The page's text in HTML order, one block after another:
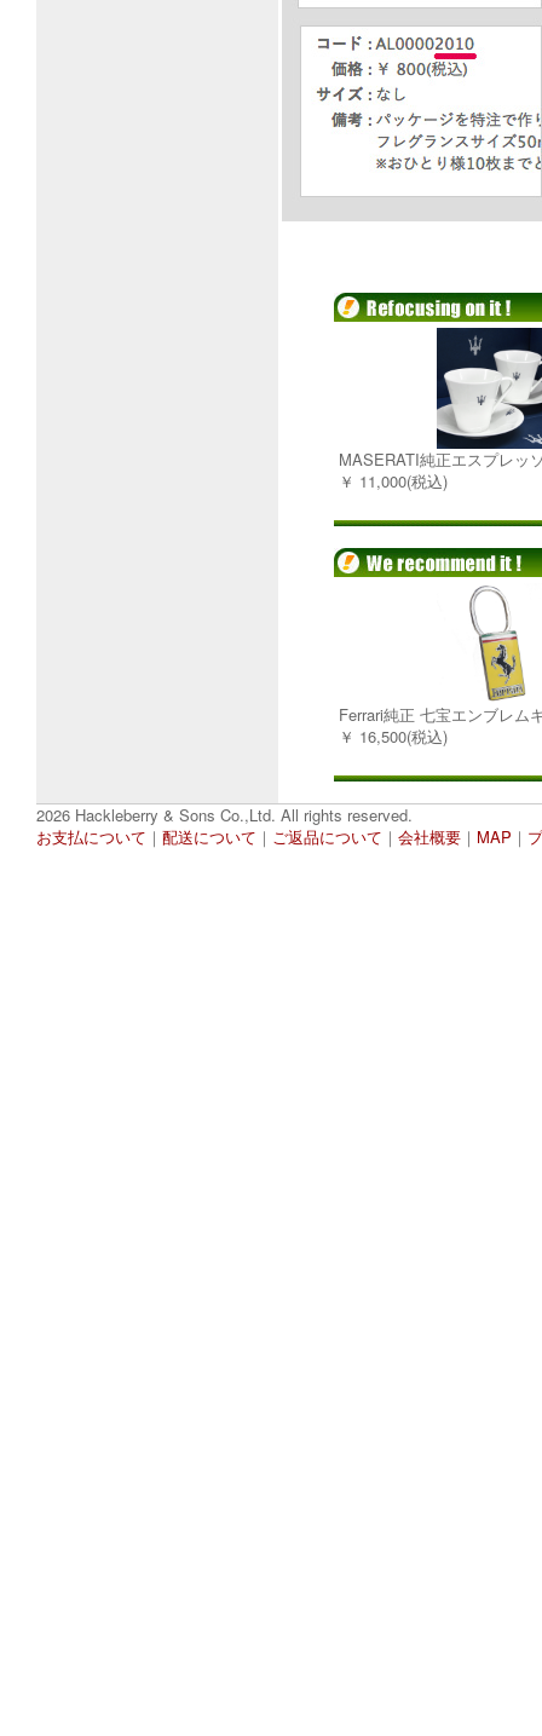
MASERATI純正エスプレッ
￥ 11,000(税込)
Ferrari純正 七宝エンブレム
￥ 16,500(税込)
2026 Hackleberry & Sons Co.,Ltd. All rights reserved.
お支払について ｜ 配送について ｜ ご返品について ｜ 会社概要 ｜ MAP ｜